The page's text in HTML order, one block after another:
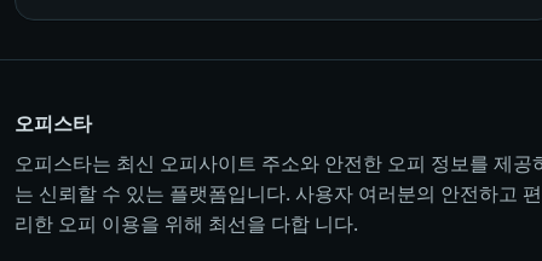
오피스타
오피스타는 최신 오피사이트 주소와 안전한 오피 정보를 제공
는 신뢰할 수 있는 플랫폼입니다. 사용자 여러분의 안전하고 편
리한 오피 이용을 위해 최선을 다합 니다.